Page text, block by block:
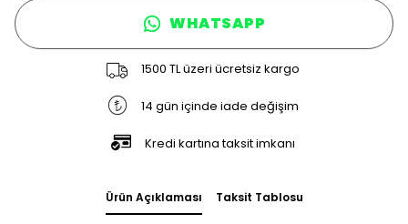
WHATSAPP
1500 TL üzeri ücretsiz kargo
14 gün içinde iade değişim
Kredi kartına taksit imkanı
Ürün Açıklaması Taksit Tablosu